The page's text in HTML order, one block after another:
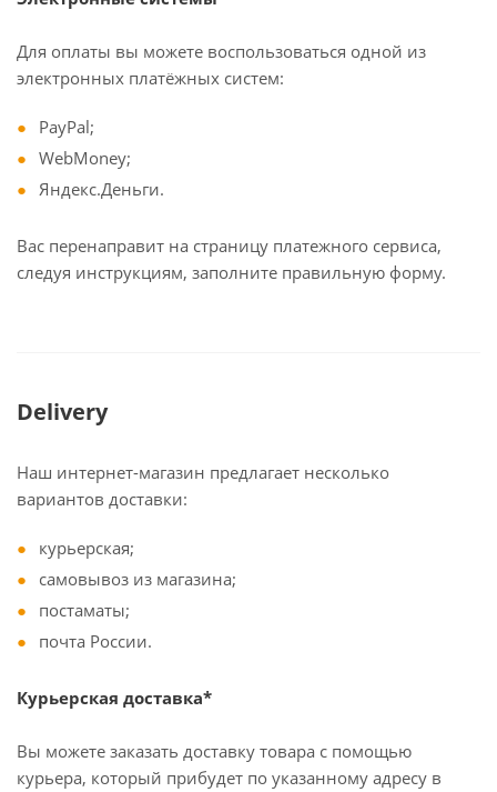
Для оплаты вы можете воспользоваться одной из
электронных платёжных систем:
PayPal;
WebMoney;
Яндекс.Деньги.
Вас перенаправит на страницу платежного сервиса,
следуя инструкциям, заполните правильную форму.
Delivery
Наш интернет-магазин предлагает несколько
вариантов доставки:
курьерская;
самовывоз из магазина;
постаматы;
почта России.
Курьерская доставка*
Вы можете заказать доставку товара с помощью
курьера, который прибудет по указанному адресу в